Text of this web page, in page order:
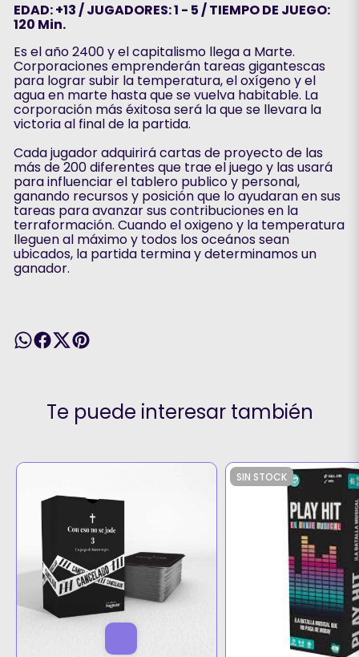
EDAD: +13 / JUGADORES: 1 - 5 / TIEMPO DE JUEGO:
120 Min.
Es el año 2400 y el capitalismo llega a Marte.
Corporaciones emprenderán tareas gigantescas
para lograr subir la temperatura, el oxígeno y el
agua en marte hasta que se vuelva habitable. La
corporación más éxitosa será la que se llevara la
victoria al final de la partida.
Cada jugador adquirirá cartas de proyecto de las
más de 200 diferentes que trae el juego y las usará
para influenciar el tablero publico y personal,
ganando recursos y posición que lo ayudaran en sus
tareas para avanzar sus contribuciones en la
terraformación. Cuando el oxigeno y la temperatura
lleguen al máximo y todos los oceános sean
ubicados, la partida termina y determinamos un
ganador.
Te puede interesar también
SIN STOCK